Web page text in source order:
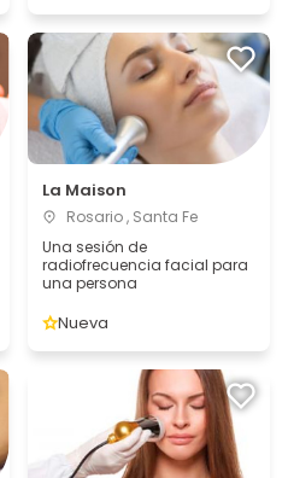
La Maison
Rosario , Santa Fe
Una sesión de
radiofrecuencia facial para
una persona
Nueva